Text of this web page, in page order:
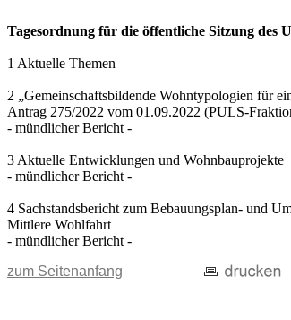
Tagesordnung für die öffentliche Sitzung des
1 Aktuelle Themen
2 „Gemeinschaftsbildende Wohntypologien für
Antrag 275/2022 vom 01.09.2022 (PULS-
- mündlicher Bericht -
3 Aktuelle Entwicklungen und Wohnbauprojekte
- mündlicher Bericht -
4 Sachstandsbericht zum Bebauungsplan- und
Mittlere Wohlfahrt
- mündlicher Bericht -
zum Seitenanfang